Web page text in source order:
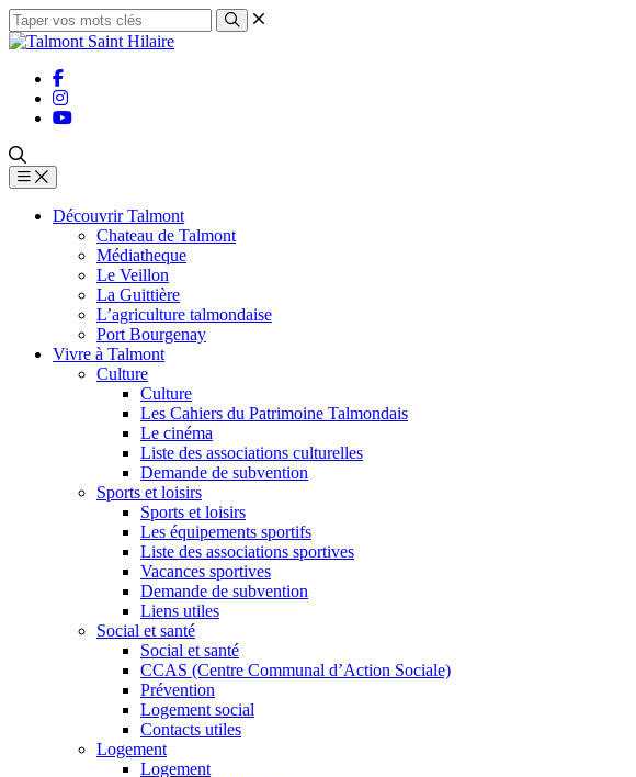
Découvrir Talmont
Chateau de Talmont
Médiatheque
Le Veillon
La Guittière
L’agriculture talmondaise
Port Bourgenay
Vivre à Talmont
Culture
Culture
Les Cahiers du Patrimoine Talmondais
Le cinéma
Liste des associations culturelles
Demande de subvention
Sports et loisirs
Sports et loisirs
Les équipements sportifs
Liste des associations sportives
Vacances sportives
Demande de subvention
Liens utiles
Social et santé
Social et santé
CCAS (Centre Communal d’Action Sociale)
Prévention
Logement social
Contacts utiles
Logement
Logement